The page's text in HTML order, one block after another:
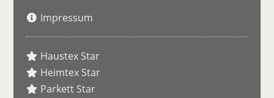
Impressum
Haustex Star
Heimtex Star
Parkett Star